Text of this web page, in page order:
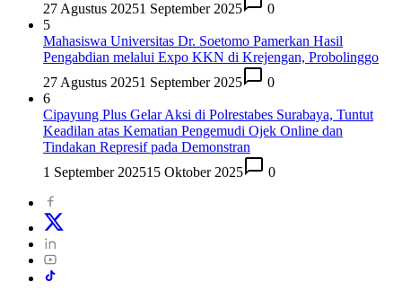
27 Agustus 20251 September 2025
0
5
Mahasiswa Universitas Dr. Soetomo Pamerkan Hasil
Pengabdian melalui Expo KKN di Krejengan, Probolinggo
27 Agustus 20251 September 2025
0
6
Cipayung Plus Gelar Aksi di Polrestabes Surabaya, Tuntut
Keadilan atas Kematian Pengemudi Ojek Online dan
Tindakan Represif pada Demonstran
1 September 202515 Oktober 2025 0